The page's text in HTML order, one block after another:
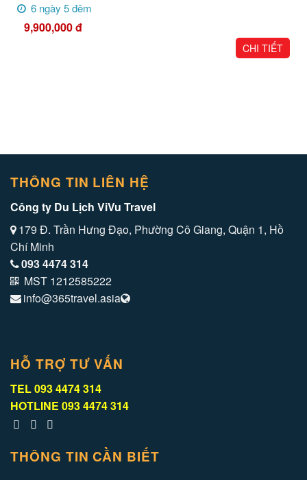
6 ngày 5 đêm
9,900,000đ
CHI TIẾT
THÔNG TIN LIÊN HỆ
Công ty Du Lịch ViVu Travel
179 Đ. Trần Hưng Đạo, Phường Cô Giang, Quận 1, Hồ
Chí Minh
093 4474 314
MST 1212585222
info@365travel.asia
HỖ TRỢ TƯ VẤN
TEL093 4474 314
HOTLINE 093 4474 314
THÔNG TIN CẦN BIẾT